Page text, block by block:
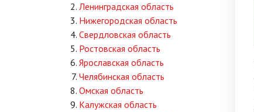
Ленинградская область
Нижегородская область
Свердловская область
Ростовская область
Ярославская область
Челябинская область
Омская область
Калужская область